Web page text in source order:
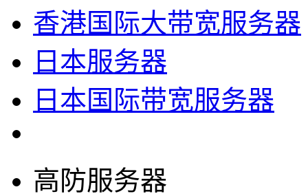
香港国际大带宽服务器
日本服务器
日本国际带宽服务器
高防服务器